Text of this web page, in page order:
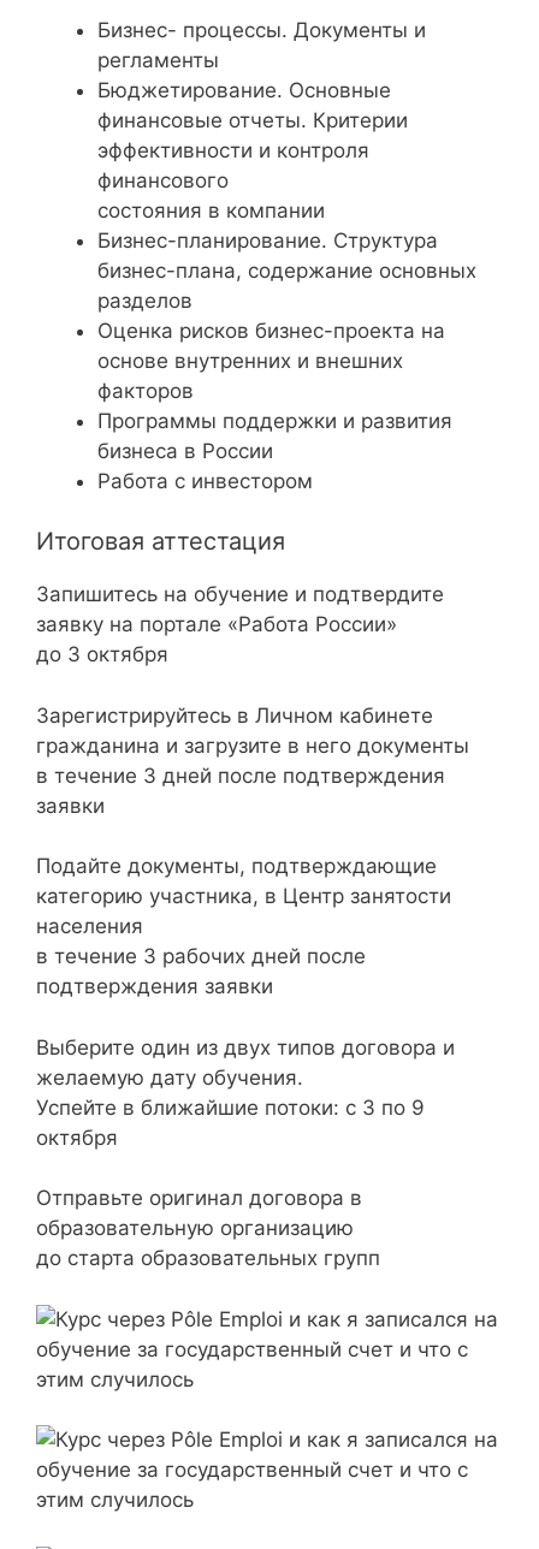
Бизнес- процессы. Документы и
регламенты
Бюджетирование. Основные
финансовые отчеты. Критерии
эффективности и контроля
финансового
состояния в компании
Бизнес-планирование. Структура
бизнес-плана, содержание основных
разделов
Оценка рисков бизнес-проекта на
основе внутренних и внешних
факторов
Программы поддержки и развития
бизнеса в России
Работа с инвестором
Итоговая аттестация
Запишитесь на обучение и подтвердите
заявку на портале «Работа России»
до 3 октября
Зарегистрируйтесь в Личном кабинете
гражданина и загрузите в него документы
в течение 3 дней после подтверждения
заявки
Подайте документы, подтверждающие
категорию участника, в Центр занятости
населения
в течение 3 рабочих дней после
подтверждения заявки
Выберите один из двух типов договора и
желаемую дату обучения.
Успейте в ближайшие потоки: c 3 по 9
октября
Отправьте оригинал договора в
образовательную организацию
до старта образовательных групп